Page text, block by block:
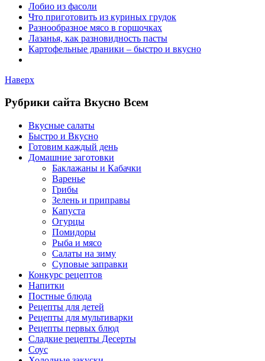
Лобио из фасоли
Что приготовить из куриных грудок
Разнообразное мясо в горшочках
Лазанья, как разновидность пасты
Картофельные драники – быстро и вкусно
Наверх
Рубрики сайта Вкусно Всем
Вкусные салаты
Быстро и Вкусно
Готовим каждый день
Домашние заготовки
Баклажаны и Кабачки
Варенье
Грибы
Зелень и приправы
Капуста
Огурцы
Помидоры
Рыба и мясо
Салаты на зиму
Суповые заправки
Конкурс рецептов
Напитки
Постные блюда
Рецепты для детей
Рецепты для мультиварки
Рецепты первых блюд
Сладкие рецепты Десерты
Соус